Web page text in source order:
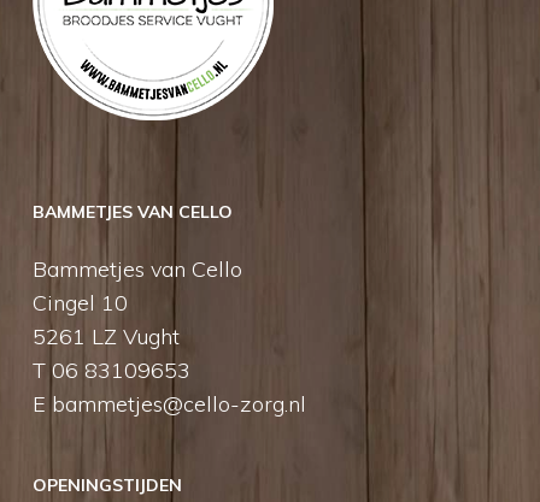
BAMMETJES VAN CELLO
Bammetjes van Cello
Cingel 10
5261 LZ Vught
T 06 83109653
E bammetjes@cello-zorg.nl
OPENINGSTIJDEN